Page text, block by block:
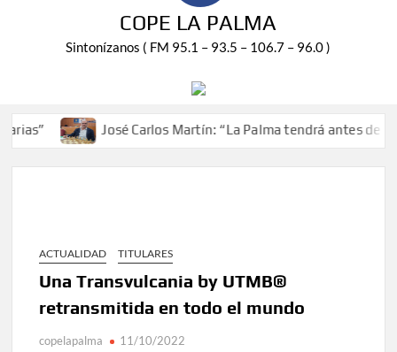
COPE LA PALMA
Sintonízanos ( FM 95.1 – 93.5 – 106.7 – 96.0 )
José Carlos Martín: “La Palma tendrá antes de 2030
ACTUALIDAD TITULARES
Una Transvulcania by UTMB®
retransmitida en todo el mundo
copelapalma 11/10/2022